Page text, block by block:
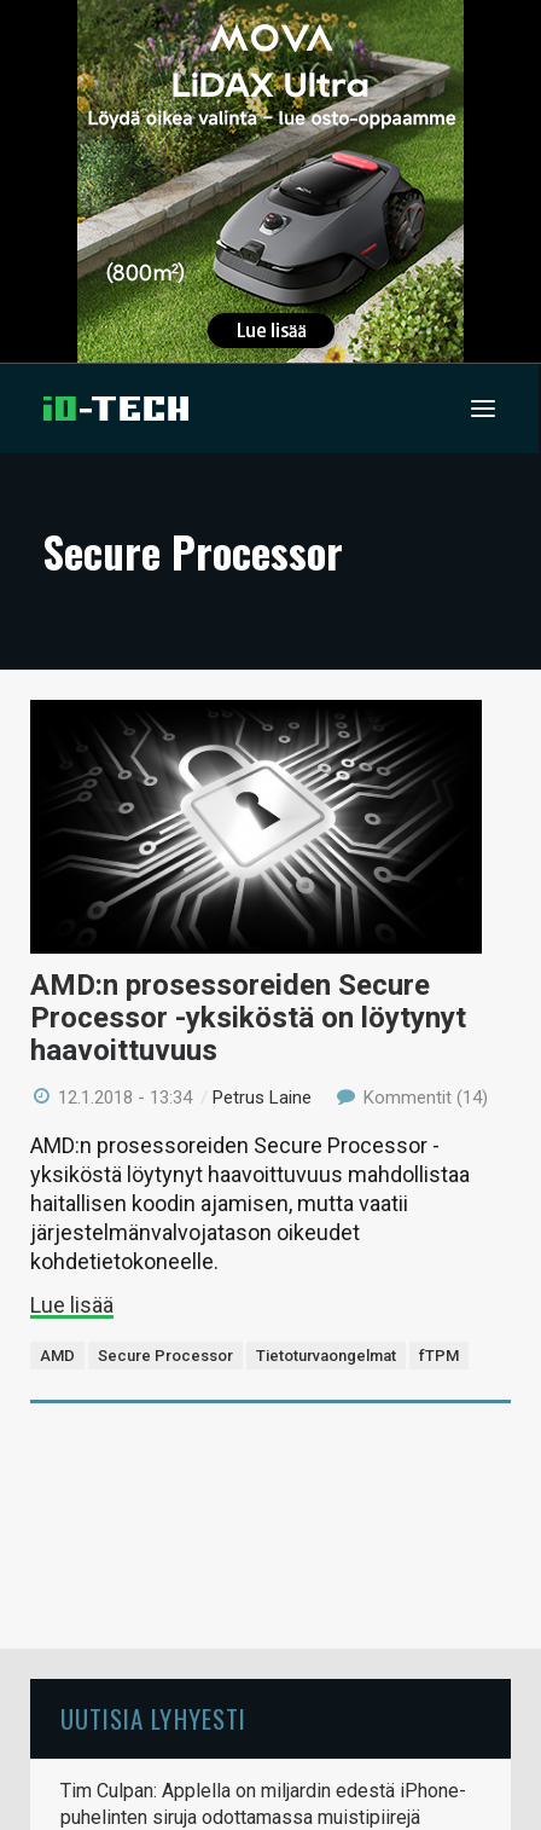
ARTIKKELIT
TECHBBS
HINTA.FI
KAUPPA
VAIHDA TEEMA
HAKU
Secure Processor
AMD:n prosessoreiden Secure
Processor -yksiköstä on löytynyt
haavoittuvuus
12.1.2018 - 13:34 /Petrus Laine Kommentit (14)
AMD:n prosessoreiden Secure Processor -
yksiköstä löytynyt haavoittuvuus mahdollistaa
haitallisen koodin ajamisen, mutta vaatii
järjestelmänvalvojatason oikeudet
kohdetietokoneelle.
Lue lisää
AMD Secure Processor Tietoturvaongelmat fTPM
UUTISIA LYHYESTI
Tim Culpan: Applella on miljardin edestä iPhone-
puhelinten siruja odottamassa muistipiirejä